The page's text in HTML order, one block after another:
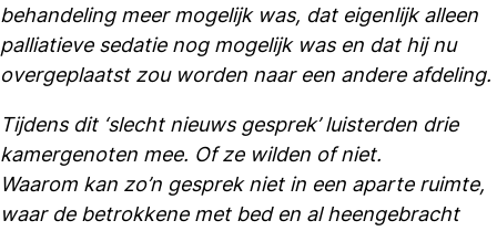
behandeling meer mogelijk was, dat eigenlijk alleen
palliatieve sedatie nog mogelijk was en dat hij nu
overgeplaatst zou worden naar een andere afdeling.
Tijdens dit ‘slecht nieuws gesprek’ luisterden drie
kamergenoten mee. Of ze wilden of niet.
Waarom kan zo’n gesprek niet in een aparte ruimte,
waar de betrokkene met bed en al heengebracht